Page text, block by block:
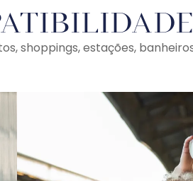
shoppings, estações,